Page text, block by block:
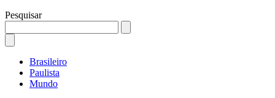
Pesquisar
Brasileiro
Paulista
Mundo